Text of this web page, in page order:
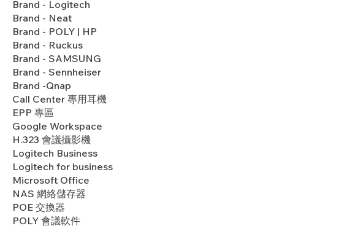
Brand - Logitech
Brand - Neat
Brand - POLY | HP
Brand - Ruckus
Brand - SAMSUNG
Brand - Sennheiser
Brand -Qnap
Call Center 專用耳機
EPP 專區
Google Workspace
H.323 會議攝影機
Logitech Business
Logitech for business
Microsoft Office
NAS 網絡儲存器
POE 交換器
POLY 會議軟件